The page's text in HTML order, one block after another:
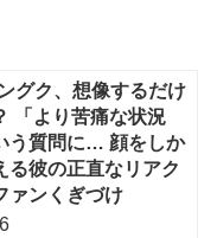
グク、想像するだけ
「より苦痛な状況
う質問に… 顔をしか
る彼の正直なリアク
ァンくぎづけ